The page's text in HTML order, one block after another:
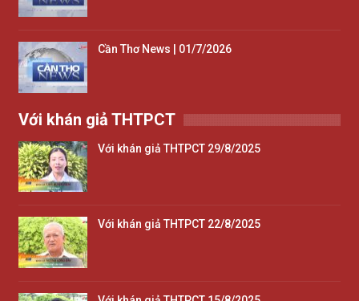
Cần Thơ News | 01/7/2026
Với khán giả THTPCT
Với khán giả THTPCT 29/8/2025
Với khán giả THTPCT 22/8/2025